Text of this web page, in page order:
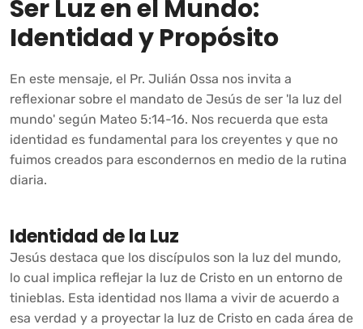
Ser Luz en el Mundo:
Identidad y Propósito
En este mensaje, el Pr. Julián Ossa nos invita a
reflexionar sobre el mandato de Jesús de ser 'la luz del
mundo' según Mateo 5:14-16. Nos recuerda que esta
identidad es fundamental para los creyentes y que no
fuimos creados para escondernos en medio de la rutina
diaria.
Identidad de la Luz
Jesús destaca que los discípulos son la luz del mundo,
lo cual implica reflejar la luz de Cristo en un entorno de
tinieblas. Esta identidad nos llama a vivir de acuerdo a
esa verdad y a proyectar la luz de Cristo en cada área de